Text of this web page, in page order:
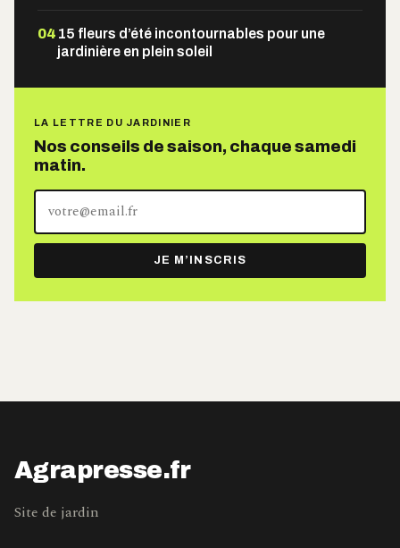
04 15 fleurs d’été incontournables pour une
jardinière en plein soleil
LA LETTRE DU JARDINIER
Nos conseils de saison, chaque samedi
matin.
Votre
adresse
e-
mail
JE M’INSCRIS
Agrapresse.fr
Site de jardin